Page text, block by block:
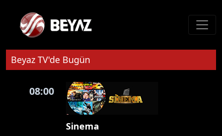
Beyaz TV'de Bugün
08:00
Sinema